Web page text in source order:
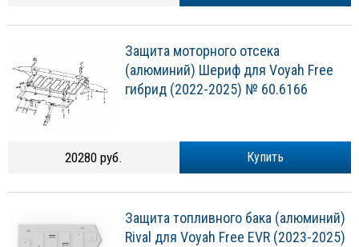
Защита моторного отсека
(алюминий) Шериф для Voyah Free
гибрид (2022-2025) № 60.6166
Купить
20280 руб.
Защита топливного бака (алюминий)
Rival для Voyah Free EVR (2023-2025)